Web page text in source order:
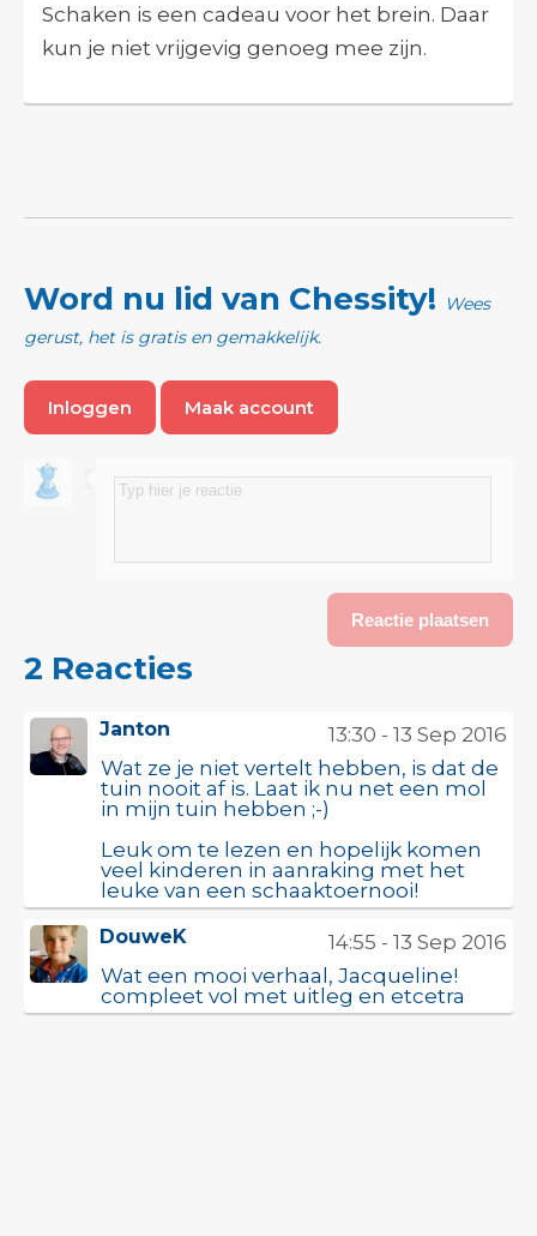
Schaken is een cadeau voor het brein. Daar
kun je niet vrijgevig genoeg mee zijn.
Word nu lid van Chessity!
Wees
gerust, het is gratis en gemakkelijk.
Inloggen Maak account
2 Reacties
Janton
13:30 - 13 Sep 2016
Wat ze je niet vertelt hebben, is dat de
tuin nooit af is. Laat ik nu net een mol
in mijn tuin hebben ;-)
Leuk om te lezen en hopelijk komen
veel kinderen in aanraking met het
leuke van een schaaktoernooi!
DouweK
14:55 - 13 Sep 2016
Wat een mooi verhaal, Jacqueline!
compleet vol met uitleg en etcetra